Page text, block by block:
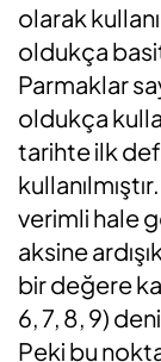
olarak
oldukça
Parmaklar
oldukça
tarihte ilk
verimli hale
aksine
bir değere
6, 7, 8, 9)
Peki bu